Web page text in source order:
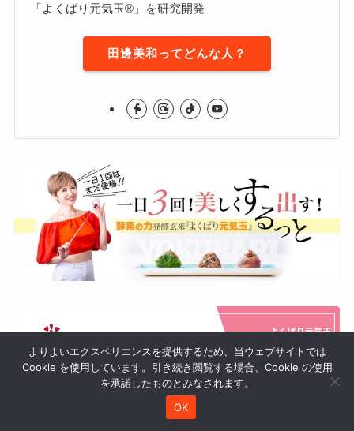
「よくばり元気玉®」を研究開発
田邊美和ってどんな人？
よりよいエクスペリエンスを提供するため、当ウェブサイトでは
Cookie を使用しています。引き続き閲覧する場合、Cookie の使用
を承諾したものとみなされます。
OK